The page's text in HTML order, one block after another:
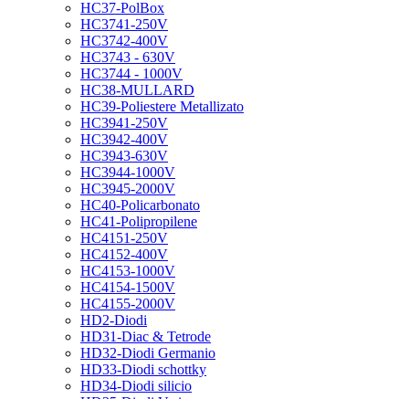
HC37-PolBox
HC3741-250V
HC3742-400V
HC3743 - 630V
HC3744 - 1000V
HC38-MULLARD
HC39-Poliestere Metallizato
HC3941-250V
HC3942-400V
HC3943-630V
HC3944-1000V
HC3945-2000V
HC40-Policarbonato
HC41-Polipropilene
HC4151-250V
HC4152-400V
HC4153-1000V
HC4154-1500V
HC4155-2000V
HD2-Diodi
HD31-Diac & Tetrode
HD32-Diodi Germanio
HD33-Diodi schottky
HD34-Diodi silicio